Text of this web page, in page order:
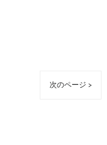
次のページ >